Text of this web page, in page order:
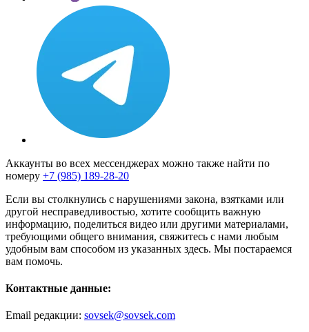
Аккаунты во всех мессенджерах можно также найти по
номеру +7 (985) 189-28-20
Если вы столкнулись с нарушениями закона, взятками или
другой несправедливостью, хотите сообщить важную
информацию, поделиться видео или другими материалами,
требующими общего внимания, свяжитесь с нами любым
удобным вам способом из указанных здесь. Мы постараемся
вам помочь.
Контактные данные:
Email редакции: sovsek@sovsek.com